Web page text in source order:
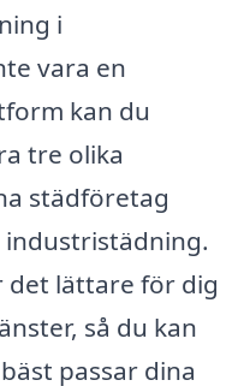
i
vara en
kan du
tre olika
städföretag
industristädning.
det lättare för dig
så du kan
passar dina